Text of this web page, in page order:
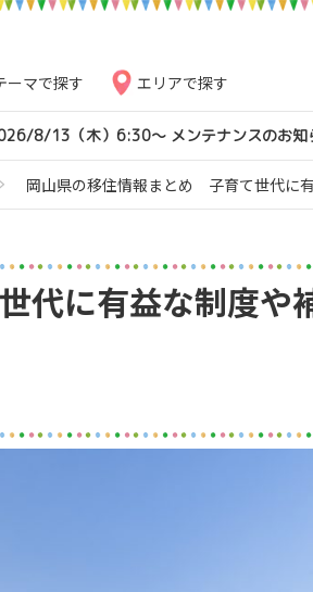
ーマで探す エリアで探す
8/13（木）6:30～ メンテナンスのお知
岡山県の移住情報まとめ 子育て世代に
代に有益な制度や